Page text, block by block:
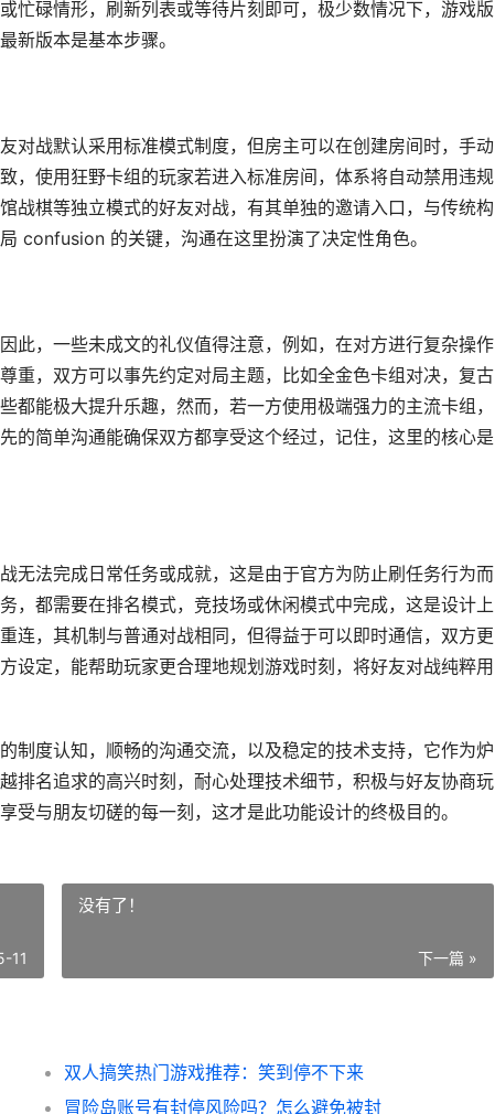
忙碌情形，刷新列表或等待片刻即可，极少数情况下，游戏版
新版本是基本步骤。
对战默认采用标准模式制度，但房主可以在创建房间时，手动
，使用狂野卡组的玩家若进入标准房间，体系将自动禁用违规
战棋等独立模式的好友对战，有其单独的邀请入口，与传统构
confusion 的关键，沟通在这里扮演了决定性角色。
此，一些未成文的礼仪值得注意，例如，在对方进行复杂操作
重，双方可以事先约定对局主题，比如全金色卡组对决，复古
能极大提升乐趣，然而，若一方使用极端强力的主流卡组，
的简单沟通能确保双方都享受这个经过，记住，这里的核心是
无法完成日常任务或成就，这是由于官方为防止刷任务行为而
，都需要在排名模式，竞技场或休闲模式中完成，这是设计上
连，其机制与普通对战相同，但得益于可以即时通信，双方更
设定，能帮助玩家更合理地规划游戏时刻，将好友对战纯粹用
制度认知，顺畅的沟通交流，以及稳定的技术支持，它作为炉
排名追求的高兴时刻，耐心处理技术细节，积极与好友协商玩
受与朋友切磋的每一刻，这才是此功能设计的终极目的。
11
没有了！
下一篇 »
双人搞笑热门游戏推荐：笑到停不下来
冒险岛账号有封停风险吗？怎么避免被封